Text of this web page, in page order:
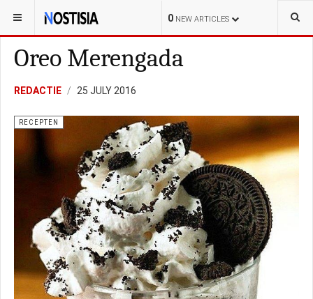
0 NEW ARTICLES
YOU ARE HERE: LIFESTYLE RECEPTEN
Oreo Merengada
REDACTIE 25 JULY 2016
RECEPTEN